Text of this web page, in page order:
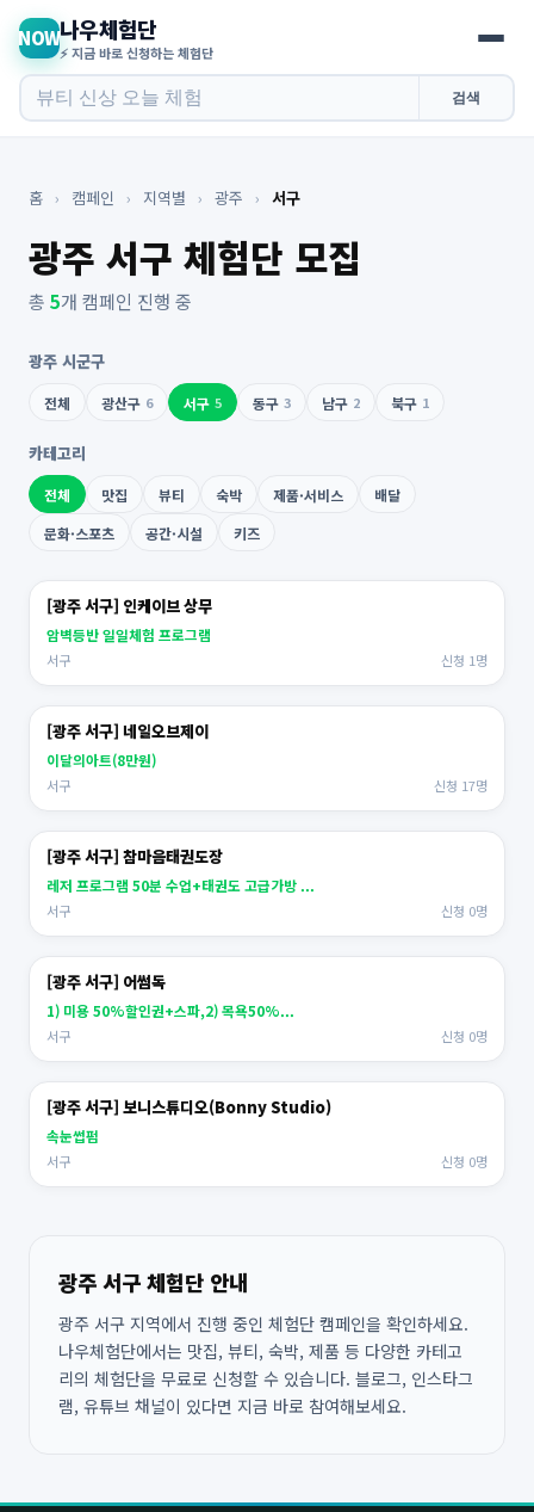
NOW나우체험단
⚡ 지금 바로 신청하는 체험단
검색
홈 › 캠페인 › 지역별 › 광주 › 서구
광주 서구 체험단 모집
총 5개 캠페인 진행 중
광주 시군구
전체 광산구 6 서구 5 동구 3 남구 2 북구 1
카테고리
전체 맛집 뷰티 숙박 제품·서비스
배달
문화·스포츠
공간·시설 키즈
[광주 서구] 인케이브 상무
암벽등반 일일체험 프로그램
서구 신청 1명
[광주 서구] 네일오브제이
이달의아트(8만원)
서구 신청 17명
[광주 서구] 참마음태권도장
레저 프로그램 50분 수업+태권도 고급가방 ...
서구 신청 0명
[광주 서구] 어썸독
1) 미용 50%할인권+스파,2) 목욕50%...
서구 신청 0명
[광주 서구] 보니스튜디오(Bonny Studio)
속눈썹펌
서구 신청 0명
광주 서구 체험단 안내
광주 서구 지역에서 진행 중인 체험단 캠페인을 확인하세요.
나우체험단에서는 맛집, 뷰티, 숙박, 제품 등 다양한 카테고
리의 체험단을 무료로 신청할 수 있습니다. 블로그, 인스타그
램, 유튜브 채널이 있다면 지금 바로 참여해보세요.